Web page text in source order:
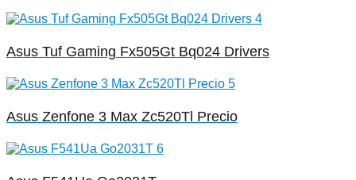
Asus Tuf Gaming Fx505Gt Bq024 Drivers
Asus Zenfone 3 Max Zc520Tl Precio